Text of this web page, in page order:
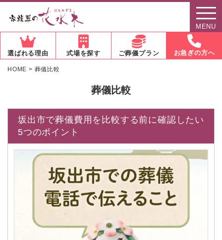
MENU
選ばれる理由 式場を探す ご葬儀プラン お急ぎの方へ
HOME > 葬儀比較
葬儀比較
坂出市で葬儀費用を比較する前に確認したい
5つのポイント